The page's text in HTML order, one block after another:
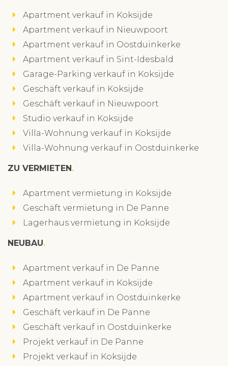
Apartment verkauf in Koksijde
Apartment verkauf in Nieuwpoort
Apartment verkauf in Oostduinkerke
Apartment verkauf in Sint-Idesbald
Garage-Parking verkauf in Koksijde
Geschäft verkauf in Koksijde
Geschäft verkauf in Nieuwpoort
Studio verkauf in Koksijde
Villa-Wohnung verkauf in Koksijde
Villa-Wohnung verkauf in Oostduinkerke
ZU VERMIETEN
Apartment vermietung in Koksijde
Geschäft vermietung in De Panne
Lagerhaus vermietung in Koksijde
NEUBAU
Apartment verkauf in De Panne
Apartment verkauf in Koksijde
Apartment verkauf in Oostduinkerke
Geschäft verkauf in De Panne
Geschäft verkauf in Oostduinkerke
Projekt verkauf in De Panne
Projekt verkauf in Koksijde